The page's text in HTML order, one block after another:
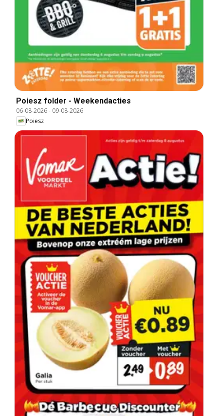
Poiesz folder - Weekendacties
06-08-2026- 09-08-2026
Poiesz